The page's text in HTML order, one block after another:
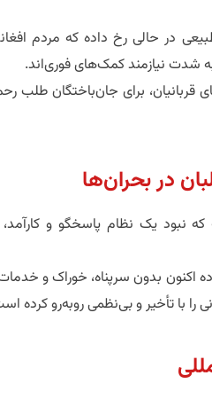
در حالی رخ داده که مردم
شدت نیازمند کمک‌های فوری‌اند.
قربانیان، برای جان‌باختگان
در بحران‌ها
نبود یک نظام پاسخگو و کارآمد،
اکنون بدون سرپناه، خوراک و
را با تأخیر و بی‌نظمی روبه‌رو کرده